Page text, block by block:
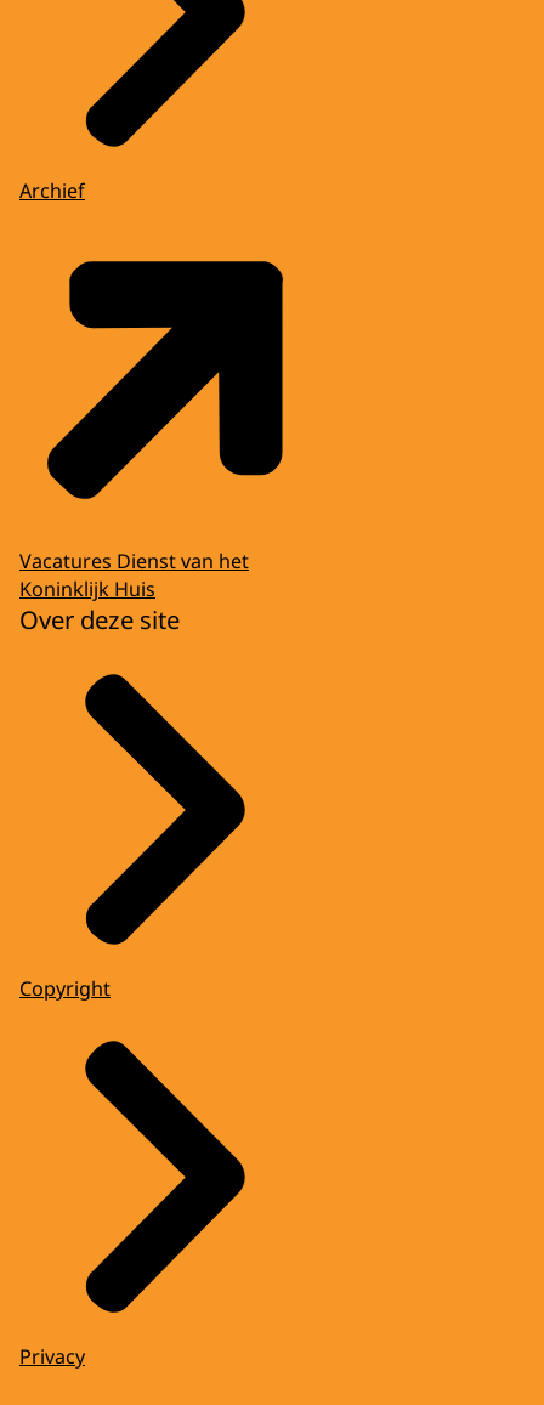
Archief
Vacatures Dienst van het
Koninklijk Huis
Over deze site
Copyright
Privacy